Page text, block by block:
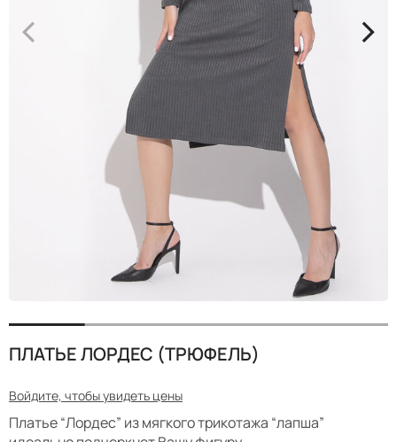
< >
ПЛАТЬЕ ЛОРДЕС (ТРЮФЕЛЬ)
Войдите, чтобы увидеть цены
Платье “Лордес” из мягкого трикотажа “лапша”